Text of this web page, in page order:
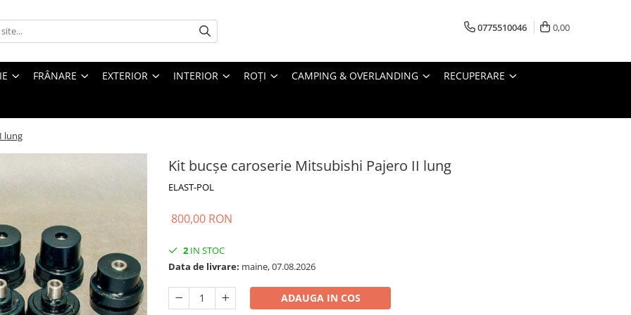
0775510046 0,00
FRÂNARE EXTERIOR INTERIOR ROȚI CAMPING & OVERLANDING RECUPERARE
lung
Kit bucșe caroserie Mitsubishi Pajero II lung
ELAST-POL
800,00 RON
2 IN STOC
Data de livrare: maine, 07.08.2026
ADAUGA IN COS